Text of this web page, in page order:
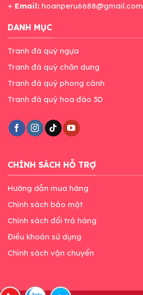
+ Email: hoanperu6688@gmail.com
DANH MỤC
Tranh đá quý ngựa
Tranh đá quý chân dung
Tranh đá quý phong cảnh
Tranh đá quý hoa đào 3D
CHÍNH SÁCH HỖ TRỢ
Hướng dẫn mua hàng
Chính sách bảo mật
Chính sách đổi trả hàng
Điều khoản sử dụng
Chính sách vận chuyển